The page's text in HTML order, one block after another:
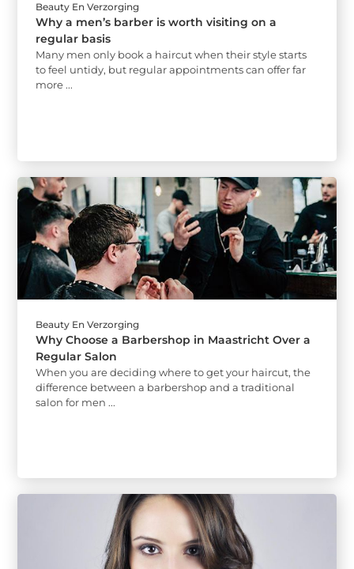
Beauty En Verzorging
Why a men’s barber is worth visiting on a
regular basis
Many men only book a haircut when their style starts
to feel untidy, but regular appointments can offer far
more ...
Beauty En Verzorging
Why Choose a Barbershop in Maastricht Over a
Regular Salon
When you are deciding where to get your haircut, the
difference between a barbershop and a traditional
salon for men ...